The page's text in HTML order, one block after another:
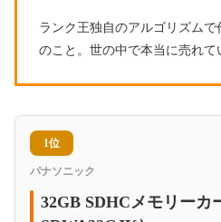
ランク王独自のアルゴリズム
のこと。世の中で本当に売れて
1位
パナソニック
32GB SDHCメモリーカ